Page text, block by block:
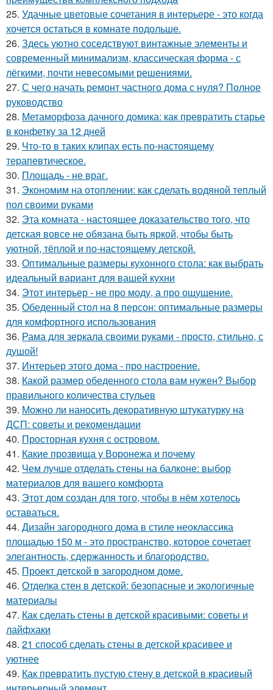
25. Удачные цветовые сочетания в интерьере - это когда
хочется остаться в комнате подольше.
26. Здесь уютно соседствуют винтажные элементы и
современный минимализм, классическая форма - с
лёгкими, почти невесомыми решениями.
27. С чего начать ремонт частного дома с нуля? Полное
руководство
28. Метаморфоза дачного домика: как превратить старье
в конфетку за 12 дней
29. Что-то в таких клипах есть по-настоящему
терапевтическое.
30. Площадь - не враг.
31. Экономим на отоплении: как сделать водяной теплый
пол своими руками
32. Эта комната - настоящее доказательство того, что
детская вовсе не обязана быть яркой, чтобы быть
уютной, тёплой и по-настоящему детской.
33. Оптимальные размеры кухонного стола: как выбрать
идеальный вариант для вашей кухни
34. Этот интерьер - не про моду, а про ощущение.
35. Обеденный стол на 8 персон: оптимальные размеры
для комфортного использования
36. Рама для зеркала своими руками - просто, стильно, с
душой!
37. Интерьер этого дома - про настроение.
38. Какой размер обеденного стола вам нужен? Выбор
правильного количества стульев
39. Можно ли наносить декоративную штукатурку на
ДСП: советы и рекомендации
40. Просторная кухня с островом.
41. Какие прозвища у Воронежа и почему
42. Чем лучше отделать стены на балконе: выбор
материалов для вашего комфорта
43. Этот дом создан для того, чтобы в нём хотелось
оставаться.
44. Дизайн загородного дома в стиле неоклассика
площадью 150 м - это пространство, которое сочетает
элегантность, сдержанность и благородство.
45. Проект детской в загородном доме.
46. Отделка стен в детской: безопасные и экологичные
материалы
47. Как сделать стены в детской красивыми: советы и
лайфхаки
48. 21 способ сделать стены в детской красивее и
уютнее
49. Как превратить пустую стену в детской в красивый